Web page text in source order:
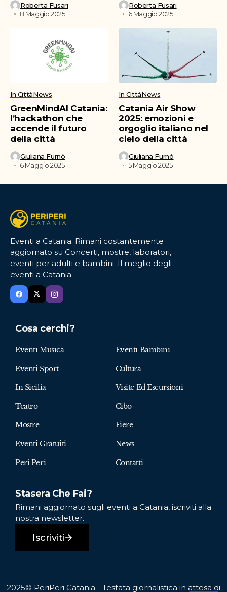
Roberta Fusari
8 Maggio 2025
Roberta Fusari
6 Maggio 2025
In CittàNews
GreenMindAI Catania:
l’hackathon che
accende il futuro
della città
Giuliana Furnò
6 Maggio 2025
In CittàNews
Catania Air Show
2025: emozioni e
orgoglio italiano nel
cielo della città
Giuliana Furnò
5 Maggio 2025
Eventi a Catania. Rimani costantemente
aggiornato su Concerti, mostre, laboratori,
eventi per adulti e bambini. Il meglio degli
eventi a Catania
Cosa cerchi?
Eventi Musica Eventi Bambini
Eventi Sport Cultura
In Sicilia Visite Ed Escursioni
Teatro Cibo
Mostre Fiere
Eventi Gratuiti News
Peri Peri Contatti
Stasera Che Fai?
Rimani aggiornato sugli eventi a Catania, iscriviti alla
nostra newsletter.
Iscriviti
2025© PeriPeri Catania - Testata giornalistica in attesa di